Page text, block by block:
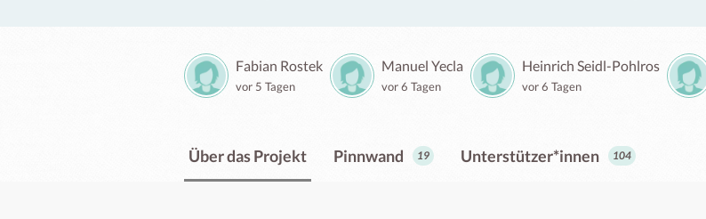
Fabian Rostek
vor 5 Tagen
Manuel Yecla
vor 6 Tagen
Heinrich Seidl-Pohlros
vor 6 Tagen
Über das Projekt Pinnwand 19 Unterstützer*innen 104